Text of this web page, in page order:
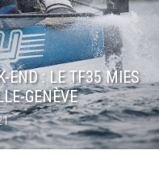
END : LE TF35 MIES
GENЀVE